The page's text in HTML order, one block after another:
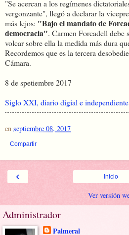
"Se acercan a los regímenes
vergonzante", llegó a declarar la
más lejos: "Bajo el mandato de
democracia". Carmen Forcadell debe
volcar sobre ella la medida más dura
Recordemos que es la tercera
Cámara.
8 de spetiembre 2017
Siglo XXI, diario digial e independiente
en septiembre 08, 2017
Compartir
‹ Inicio
Ver versión
Administrador
Palmeral